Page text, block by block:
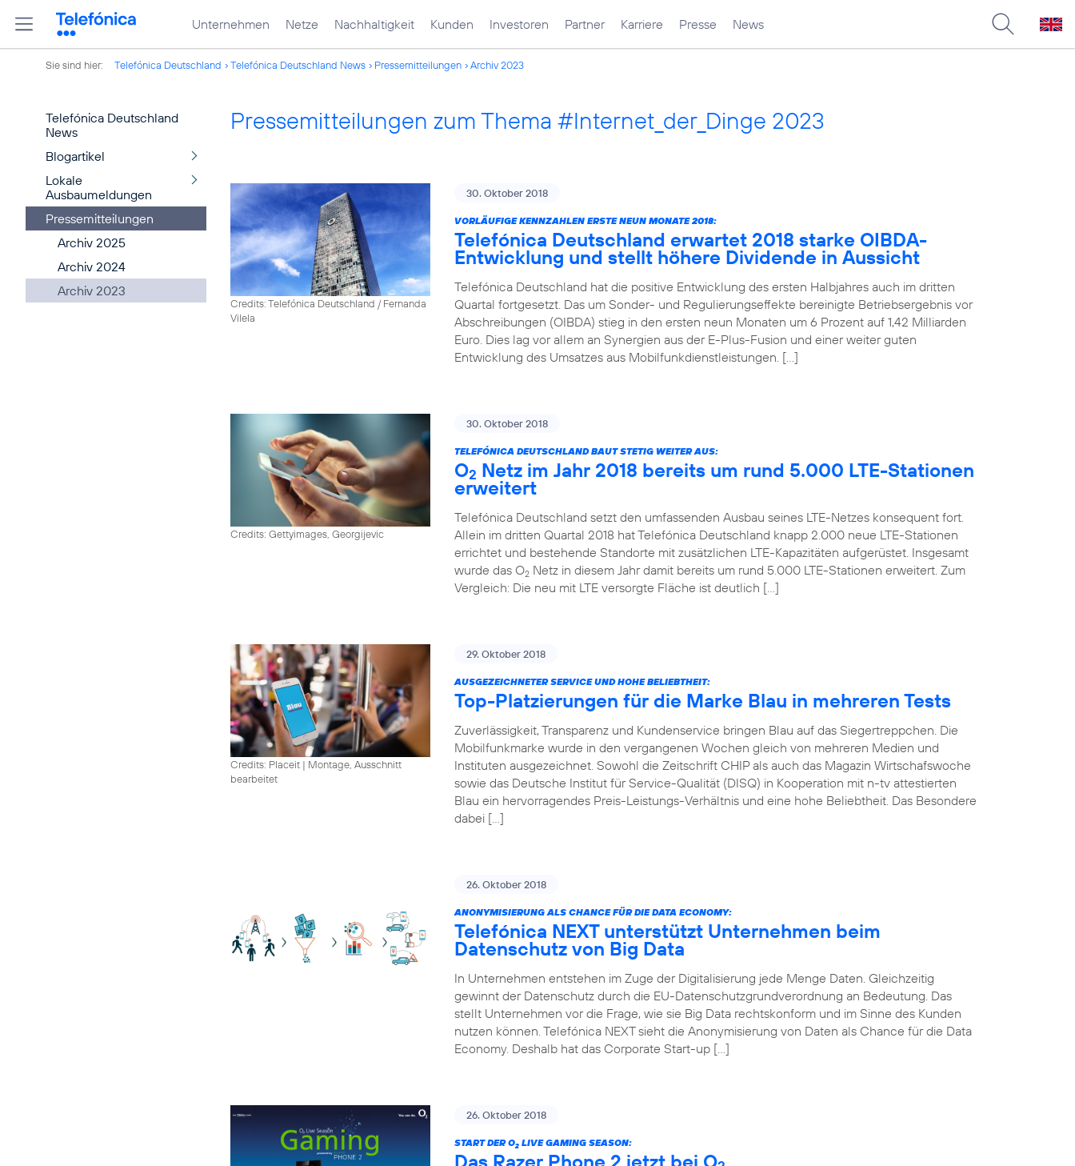
Unternehmen Netze Nachhaltigkeit Kunden Investoren Partner Karriere Presse News
Sie sind hier: Telefónica Deutschland Telefónica Deutschland News Pressemitteilungen Archiv 2023
Telefónica Deutschland
News
Blogartikel
Lokale
Ausbaumeldungen
Pressemitteilungen
Archiv 2025
Archiv 2024
Archiv 2023
Pressemitteilungen zum Thema #Internet_der_Dinge 2023
Credits: Telefónica Deutschland / Fernanda
Vilela
30. Oktober 2018
VORLÄUFIGE KENNZAHLEN ERSTE NEUN MONATE 2018:
Telefónica Deutschland erwartet 2018 starke OIBDA-
Entwicklung und stellt höhere Dividende in Aussicht
Telefónica Deutschland hat die positive Entwicklung des ersten Halbjahres auch im dritten
Quartal fortgesetzt. Das um Sonder- und Regulierungseffekte bereinigte Betriebsergebnis vor
Abschreibungen (OIBDA) stieg in den ersten neun Monaten um 6 Prozent auf 1,42 Milliarden
Euro. Dies lag vor allem an Synergien aus der E-Plus-Fusion und einer weiter guten
Entwicklung des Umsatzes aus Mobilfunkdienstleistungen. […]
Credits: Gettyimages, Georgijevic
30. Oktober 2018
TELEFÓNICA DEUTSCHLAND BAUT STETIG WEITER AUS:
O2 Netz im Jahr 2018 bereits um rund 5.000 LTE-Stationen
erweitert
Telefónica Deutschland setzt den umfassenden Ausbau seines LTE-Netzes konsequent fort.
Allein im dritten Quartal 2018 hat Telefónica Deutschland knapp 2.000 neue LTE-Stationen
errichtet und bestehende Standorte mit zusätzlichen LTE-Kapazitäten aufgerüstet. Insgesamt
wurde das O2 Netz in diesem Jahr damit bereits um rund 5.000 LTE-Stationen erweitert. Zum
Vergleich: Die neu mit LTE versorgte Fläche ist deutlich […]
Credits: Placeit | Montage, Ausschnitt
bearbeitet
29. Oktober 2018
AUSGEZEICHNETER SERVICE UND HOHE BELIEBTHEIT:
Top-Platzierungen für die Marke Blau in mehreren Tests
Zuverlässigkeit, Transparenz und Kundenservice bringen Blau auf das Siegertreppchen. Die
Mobilfunkmarke wurde in den vergangenen Wochen gleich von mehreren Medien und
Instituten ausgezeichnet. Sowohl die Zeitschrift CHIP als auch das Magazin Wirtschafswoche
sowie das Deutsche Institut für Service-Qualität (DISQ) in Kooperation mit n-tv attestierten
Blau ein hervorragendes Preis-Leistungs-Verhältnis und eine hohe Beliebtheit. Das Besondere
dabei […]
26. Oktober 2018
ANONYMISIERUNG ALS CHANCE FÜR DIE DATA ECONOMY:
Telefónica NEXT unterstützt Unternehmen beim
Datenschutz von Big Data
In Unternehmen entstehen im Zuge der Digitalisierung jede Menge Daten. Gleichzeitig
gewinnt der Datenschutz durch die EU-Datenschutzgrundverordnung an Bedeutung. Das
stellt Unternehmen vor die Frage, wie sie Big Data rechtskonform und im Sinne des Kunden
nutzen können. Telefónica NEXT sieht die Anonymisierung von Daten als Chance für die Data
Economy. Deshalb hat das Corporate Start-up […]
26. Oktober 2018
START DER O2 LIVE GAMING SEASON:
Das Razer Phone 2 jetzt bei O